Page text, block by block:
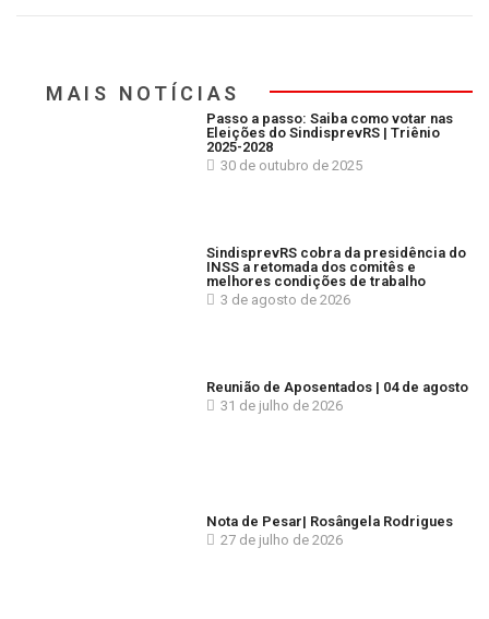
MAIS NOTÍCIAS
Passo a passo: Saiba como votar nas
Eleições do SindisprevRS | Triênio
2025-2028
30 de outubro de 2025
SindisprevRS cobra da presidência do
INSS a retomada dos comitês e
melhores condições de trabalho
3 de agosto de 2026
Reunião de Aposentados | 04 de agosto
31 de julho de 2026
Nota de Pesar| Rosângela Rodrigues
27 de julho de 2026